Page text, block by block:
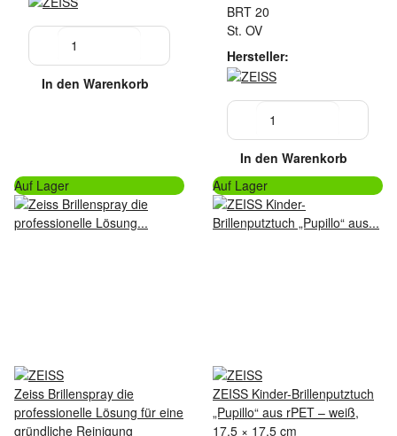
In den Warenkorb
BRT 20
St. OV
Hersteller:
In den Warenkorb
Auf Lager
Zeiss Brillenspray die
professionelle Lösung für eine
gründliche Reinigung
Auf Lager
ZEISS Kinder-Brillenputztuch
„Pupillo“ aus rPET – weiß,
17,5 × 17,5 cm